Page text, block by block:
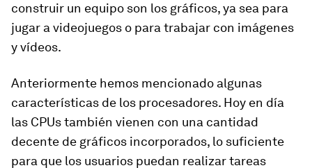
construir un equipo son los gráficos, ya sea para
jugar a videojuegos o para trabajar con imágenes
y vídeos.
Anteriormente hemos mencionado algunas
características de los procesadores. Hoy en día
las CPUs también vienen con una cantidad
decente de gráficos incorporados, lo suficiente
para que los usuarios puedan realizar tareas